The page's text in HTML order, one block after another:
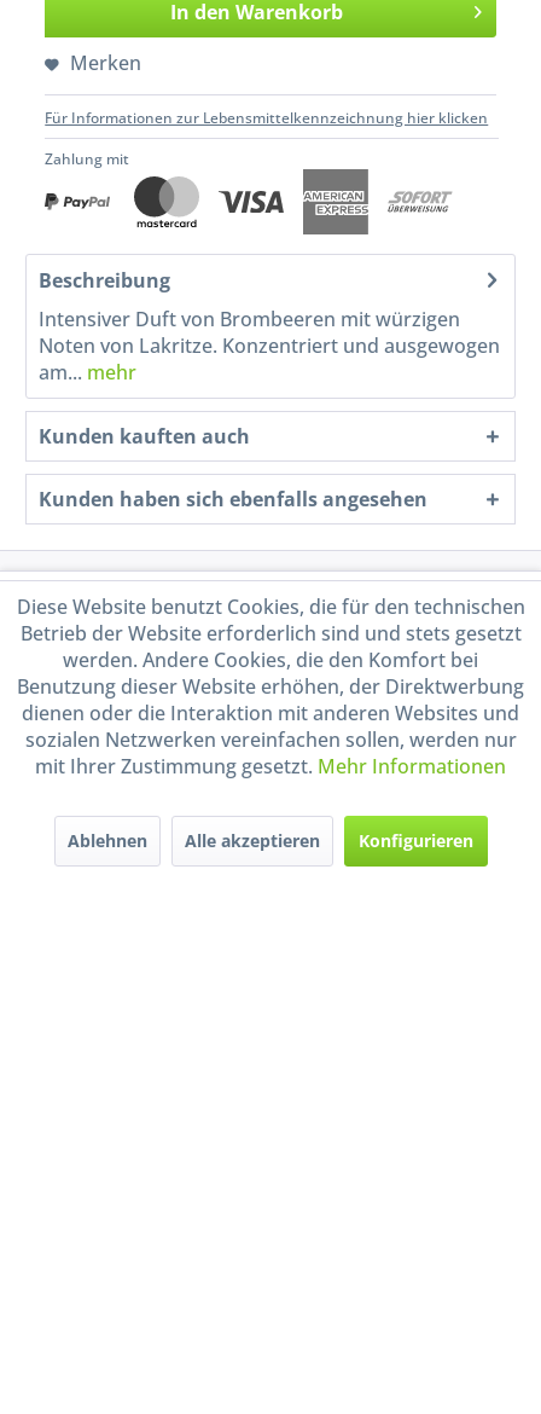
In den Warenkorb
Merken
Für Informationen zur Lebensmittelkennzeichnung hier klicken
Zahlung mit
Beschreibung
Intensiver Duft von Brombeeren mit würzigen
Noten von Lakritze. Konzentriert und ausgewogen
am... mehr
Kunden kauften auch
Kunden haben sich ebenfalls angesehen
Service Hotline
Shop Service
Informationen
Handel mit BIO-Weinen
durch DE-ÖKO-009
Diese Website benutzt Cookies, die für den technischen
Betrieb der Website erforderlich sind und stets gesetzt
werden. Andere Cookies, die den Komfort bei
Benutzung dieser Website erhöhen, der Direktwerbung
dienen oder die Interaktion mit anderen Websites und
sozialen Netzwerken vereinfachen sollen, werden nur
mit Ihrer Zustimmung gesetzt. Mehr Informationen
Ablehnen Alle akzeptieren Konfigurieren